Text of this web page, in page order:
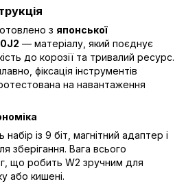
з японської
— матеріалу, який поєднує
до корозії та тривалий ресурс.
фіксація інструментів
на навантаження
із 9 біт, магнітний адаптер і
зберігання. Вага всього
що робить W2 зручним для
або кишені.